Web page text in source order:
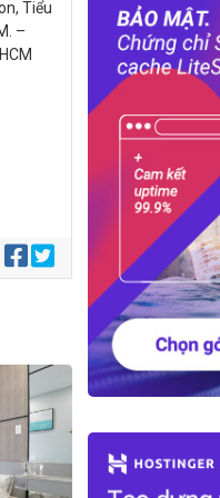
Tiểu
–